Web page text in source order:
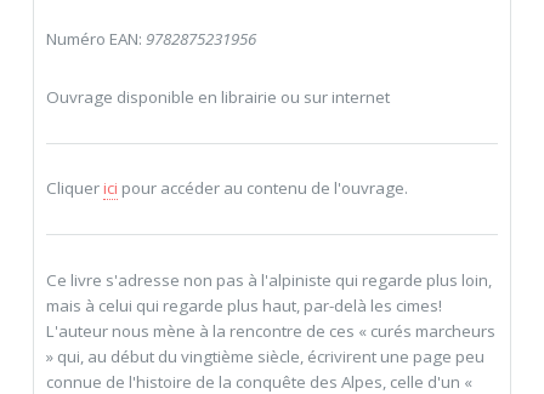
Numéro EAN: 9782875231956
Ouvrage disponible en librairie ou sur internet
Cliquerici pour accéder au contenu de l'ouvrage.
Ce livre s'adresse non pas à l'alpiniste qui regarde plus loin,
mais à celui qui regarde plus haut, par-delà les cimes!
L'auteur nous mène à la rencontre de ces « curés marcheurs
» qui, au début du vingtième siècle, écrivirent une page peu
connue de l'histoire de la conquête des Alpes, celle d'un «